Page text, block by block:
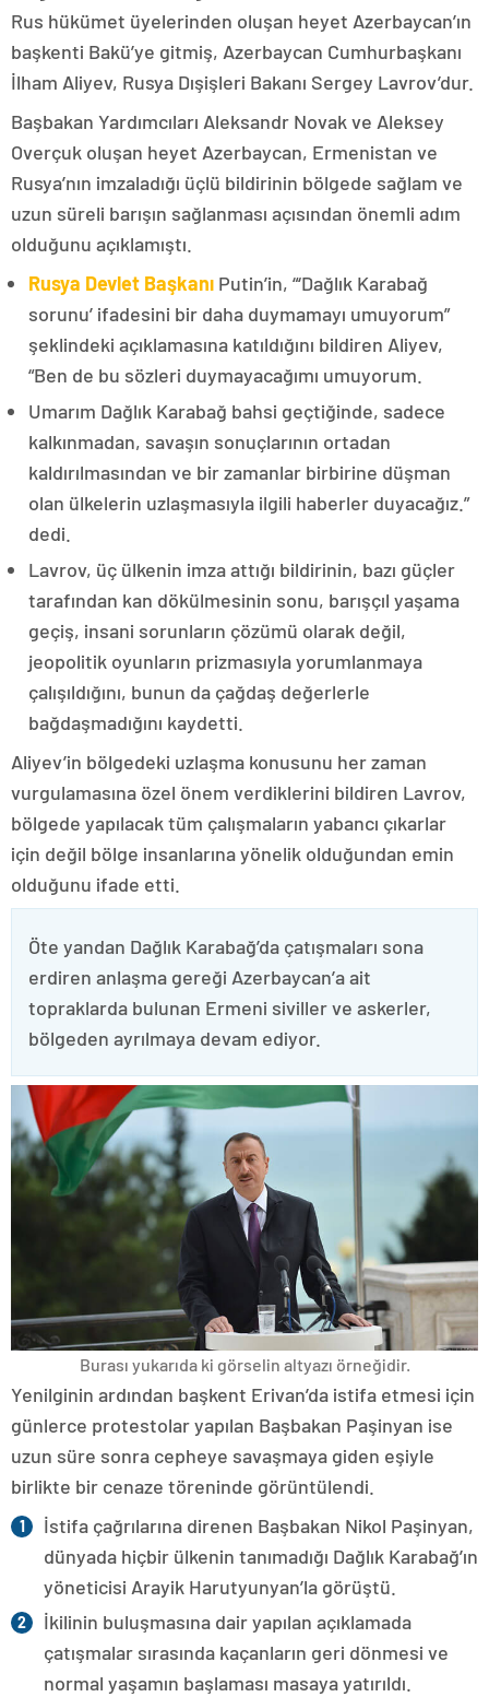
Rus hükümet üyelerinden oluşan heyet Azerbaycan’ın
başkenti Bakü’ye gitmiş, Azerbaycan Cumhurbaşkanı
İlham Aliyev, Rusya Dışişleri Bakanı Sergey Lavrov’dur.
Başbakan Yardımcıları Aleksandr Novak ve Aleksey
Overçuk oluşan heyet Azerbaycan, Ermenistan ve
Rusya’nın imzaladığı üçlü bildirinin bölgede sağlam ve
uzun süreli barışın sağlanması açısından önemli adım
olduğunu açıklamıştı.
Rusya Devlet Başkanı Putin’in, “‘Dağlık Karabağ
sorunu’ ifadesini bir daha duymamayı umuyorum”
şeklindeki açıklamasına katıldığını bildiren Aliyev,
“Ben de bu sözleri duymayacağımı umuyorum.
Umarım Dağlık Karabağ bahsi geçtiğinde, sadece
kalkınmadan, savaşın sonuçlarının ortadan
kaldırılmasından ve bir zamanlar birbirine düşman
olan ülkelerin uzlaşmasıyla ilgili haberler duyacağız.”
dedi.
Lavrov, üç ülkenin imza attığı bildirinin, bazı güçler
tarafından kan dökülmesinin sonu, barışçıl yaşama
geçiş, insani sorunların çözümü olarak değil,
jeopolitik oyunların prizmasıyla yorumlanmaya
çalışıldığını, bunun da çağdaş değerlerle
bağdaşmadığını kaydetti.
Aliyev’in bölgedeki uzlaşma konusunu her zaman
vurgulamasına özel önem verdiklerini bildiren Lavrov,
bölgede yapılacak tüm çalışmaların yabancı çıkarlar
için değil bölge insanlarına yönelik olduğundan emin
olduğunu ifade etti.
Öte yandan Dağlık Karabağ’da çatışmaları sona
erdiren anlaşma gereği Azerbaycan’a ait
topraklarda bulunan Ermeni siviller ve askerler,
bölgeden ayrılmaya devam ediyor.
Burası yukarıda ki görselin altyazı örneğidir.
Yenilginin ardından başkent Erivan’da istifa etmesi için
günlerce protestolar yapılan Başbakan Paşinyan ise
uzun süre sonra cepheye savaşmaya giden eşiyle
birlikte bir cenaze töreninde görüntülendi.
İstifa çağrılarına direnen Başbakan Nikol Paşinyan,
dünyada hiçbir ülkenin tanımadığı Dağlık Karabağ’ın
yöneticisi Arayik Harutyunyan’la görüştü.
İkilinin buluşmasına dair yapılan açıklamada
çatışmalar sırasında kaçanların geri dönmesi ve
normal yaşamın başlaması masaya yatırıldı.